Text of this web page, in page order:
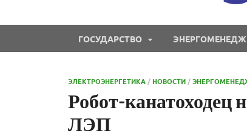
ГОСУДАРСТВО
ЭЛЕКТРОЭНЕРГЕТИКА /НОВОСТИ /
Робот-канатоходец
ЛЭП